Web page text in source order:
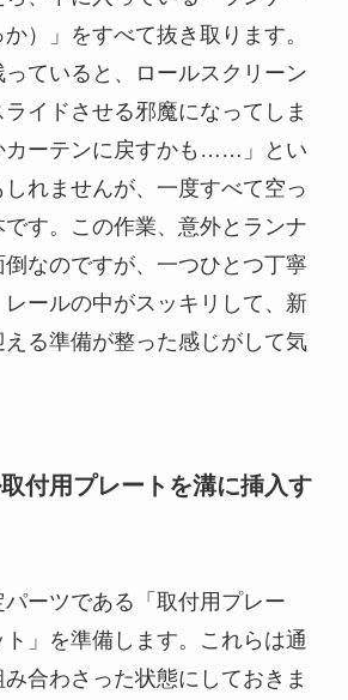
か）」をすべて抜き取ります。
ていると、ロールスクリーン
イドさせる邪魔になってしま
カーテンに戻すかも……」とい
れませんが、一度すべて空っ
す。この作業、意外とランナ
なのですが、一つひとつ丁寧
ールの中がスッキリして、新
える準備が整った感じがして気
付用プレートを溝に挿入す
ーツである「取付用プレー
ト」を準備します。これらは通
合わさった状態にしておきま